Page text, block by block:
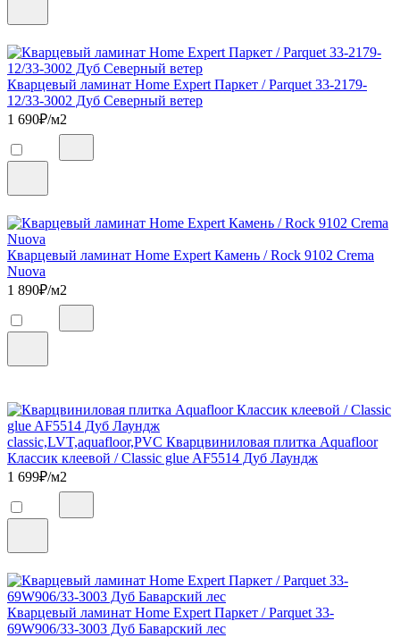
Кварцевый ламинат Home Expert Паркет / Parquet 33-2179-
12/33-3002 Дуб Северный ветер
1 690₽/м2
Кварцевый ламинат Home Expert Камень / Rock 9102 Crema
Nuova
1 890₽/м2
classic,LVT,aquafloor,PVC Кварцвиниловая плитка Aquafloor
Классик клеевой / Classic glue AF5514 Дуб Лаундж
1 699₽/м2
Кварцевый ламинат Home Expert Паркет / Parquet 33-
69W906/33-3003 Дуб Баварский лес